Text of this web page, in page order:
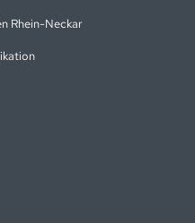
Rhein-Neckar